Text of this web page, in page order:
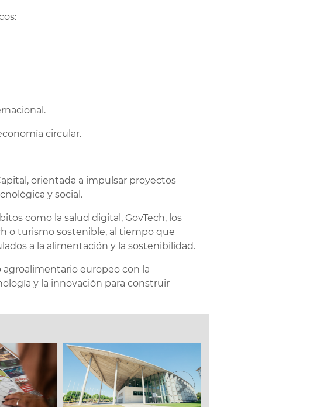
circular.
orientada a impulsar proyectos
y social.
como la salud digital, GovTech, los
o turismo sostenible, al tiempo que
a la alimentación y la sostenibilidad.
europeo con la
y la innovación para construir